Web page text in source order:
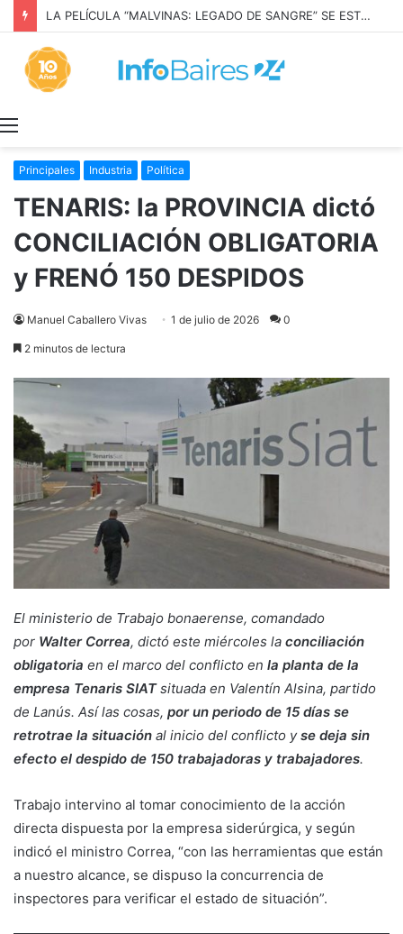
LA PELÍCULA “MALVINAS: LEGADO DE SANGRE” SE ESTRENARÁ EN PRIME VIDEO
Principales Industria Política
TENARIS: la PROVINCIA dictó
CONCILIACIÓN OBLIGATORIA
y FRENÓ 150 DESPIDOS
Manuel Caballero Vivas 1 de julio de 2026 0
2 minutos de lectura
El ministerio de Trabajo bonaerense, comandado
por Walter Correa, dictó este miércoles la conciliación
obligatoria en el marco del conflicto en la planta de la
empresa Tenaris SIATsituada en Valentín Alsina, partido
de Lanús. Así las cosas, por un periodo de 15 días se
retrotrae la situación al inicio del conflicto yse deja sin
efecto el despido de 150 trabajadoras y trabajadores.
Trabajo intervino al tomar conocimiento de la acción
directa dispuesta por la empresa siderúrgica, y según
indicó el ministro Correa, “con las herramientas que están
a nuestro alcance, se dispuso la concurrencia de
inspectores para verificar el estado de situación”.